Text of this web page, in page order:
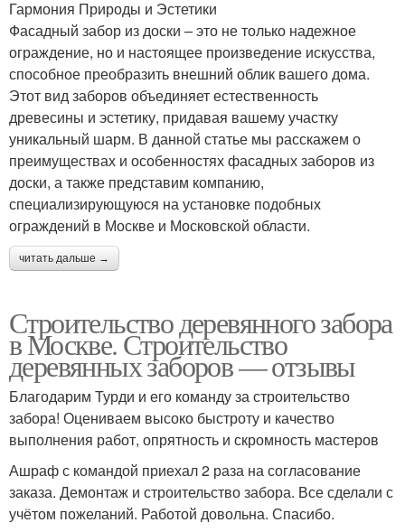
Гармония Природы и Эстетики
Фасадный забор из доски – это не только надежное
ограждение, но и настоящее произведение искусства,
способное преобразить внешний облик вашего дома.
Этот вид заборов объединяет естественность
древесины и эстетику, придавая вашему участку
уникальный шарм. В данной статье мы расскажем о
преимуществах и особенностях фасадных заборов из
доски, а также представим компанию,
специализирующуюся на установке подобных
ограждений в Москве и Московской области.
читать дальше →
Строительство деревянного забора
в Москве. Строительство
деревянных заборов — отзывы
Благодарим Турди и его команду за строительство
забора! Оцениваем высоко быстроту и качество
выполнения работ, опрятность и скромность мастеров
Ашраф с командой приехал 2 раза на согласование
заказа. Демонтаж и строительство забора. Все сделали с
учётом пожеланий. Работой довольна. Спасибо.